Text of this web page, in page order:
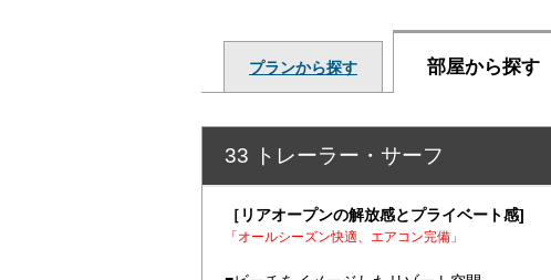
プランから探す 部屋から探す
33 トレーラー・サーフ
［リアオープンの解放感とプライベート感]
「オールシーズン快適、エアコン完備 」